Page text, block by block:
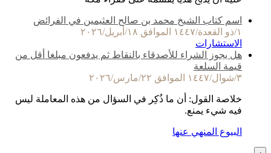
اسم كتاب الشيخ محمد بن صالح العثيمين في الفرائض
١/ذو القعدة/١٤٤٧ الموافق ١٨/أبريل/٢٠٢٦
الاستشارات
هل يجوز الشراء للأصدقاء بالنقاط ثم يدفعون مبلغا أقل من
قيمة السلعة
٣/شوال/١٤٤٧ الموافق ٢٢/مارس/٢٠٢٦
خلاصة القول: أن ما ذُكِر في السؤال من هذه المعاملة ليس
فيه شيء يمنع.
البيوع المنهي عنها